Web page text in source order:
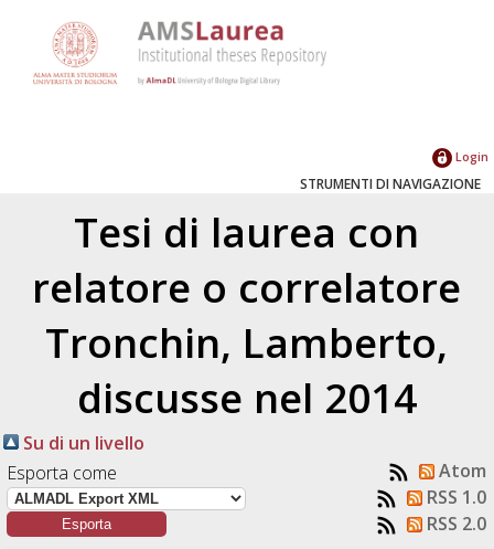
Login
STRUMENTI DI NAVIGAZIONE
Tesi di laurea con
relatore o correlatore
Tronchin, Lamberto,
discusse nel 2014
Su di un livello
Esporta come
Atom
RSS 1.0
RSS 2.0